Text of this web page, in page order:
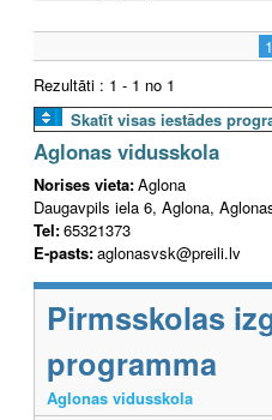
1
Rezultāti : 1 - 1 no 1
Skatīt visas iestādes
Aglonas vidusskola
Norises vieta:Aglona
Daugavpils iela 6, Aglona,
Tel:65321373
E-pasts:aglonasvsk@preili.lv
Pirmsskolas
programma
Aglonas vidusskola